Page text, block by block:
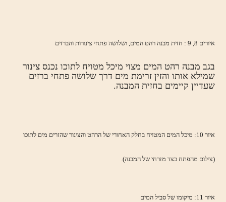
איורים 8, 9 : חזית מבנה רהט המים, ושלושה פתחי צינורות והברזים
בגב מבנה רהט המים מצוי מיכל מטויח לתוכו נכנס צינור
שמילא אותו והזין זרימת מים דרך שלושה פתחי ברזים
שעדיין קיימים בחזית המבנה.
איור 10: מיכל המים המטויח בחלק האחורי של הרהט והצינור שהזרים מים לתוכו
(צילום מהפתח בצד מזרחי של המבנה).
איור 11: מיקומו של סביל המים